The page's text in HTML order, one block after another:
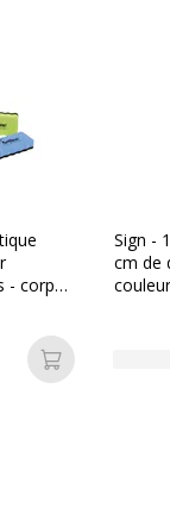
- corps
Ajouter au
Sign -
cm de